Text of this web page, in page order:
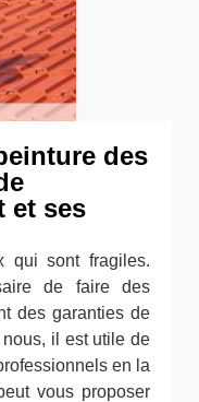
des
et ses
qui sont fragiles.
de faire des
des garanties de
il est utile de
en la
vous proposer